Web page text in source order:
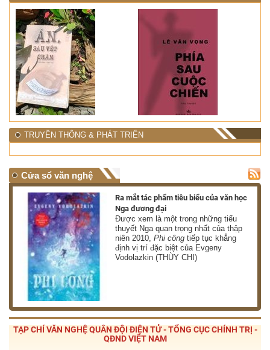
TRUYỀN THÔNG & PHÁT TRIỂN
Cửa sổ văn nghệ
Ra mắt tác phẩm tiêu biểu của văn học
Nga đương đại
Được xem là một trong những tiểu
thuyết Nga quan trọng nhất của thập
niên 2010,Phi công tiếp tục khẳng
định vị trí đặc biệt của Evgeny
Vodolazkin (THÙY CHI)
TẠP CHÍ VĂN NGHỆ QUÂN ĐỘI ĐIỆN TỬ - TỔNG CỤC CHÍNH TRỊ -
QĐND VIỆT NAM